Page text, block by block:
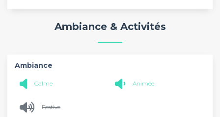
Ambiance & Activités
Ambiance
Calme Animée
Festive